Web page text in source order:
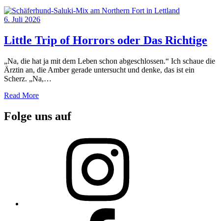
Posted
6. Juli 2026
Little Trip of Horrors oder Das Richtige
„Na, die hat ja mit dem Leben schon abgeschlossen.“ Ich schaue die
Ärztin an, die Amber gerade untersucht und denke, das ist ein
Scherz. „Na,…
Read More
Folge uns auf